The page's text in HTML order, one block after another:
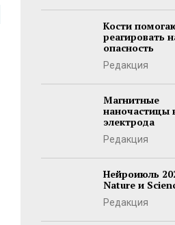
Кости
реагировать
опасность
Редакция
Магнитные
наночастицы
электрода
Редакция
Нейроиюль
Nature и
Редакция